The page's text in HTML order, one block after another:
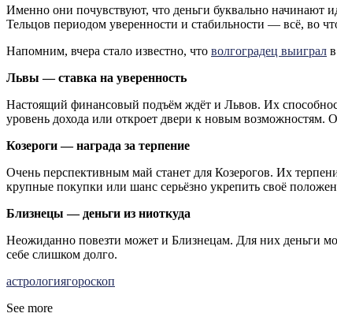
Именно они почувствуют, что деньги буквально начинают
Тельцов периодом уверенности и стабильности — всё, во
Напомним, вчера стало известно, что волгоградец выиграл
Львы — ставка на уверенность
Настоящий финансовый подъём ждёт и Львов. Их
уровень дохода или откроет двери к новым возможностям.
Козероги — награда за терпение
Очень перспективным май станет для Козерогов. Их
крупные покупки или шанс серьёзно укрепить своё
Близнецы — деньги из ниоткуда
Неожиданно повезти может и Близнецам. Для них деньги
себе слишком долго.
астрологиягороскоп
See more